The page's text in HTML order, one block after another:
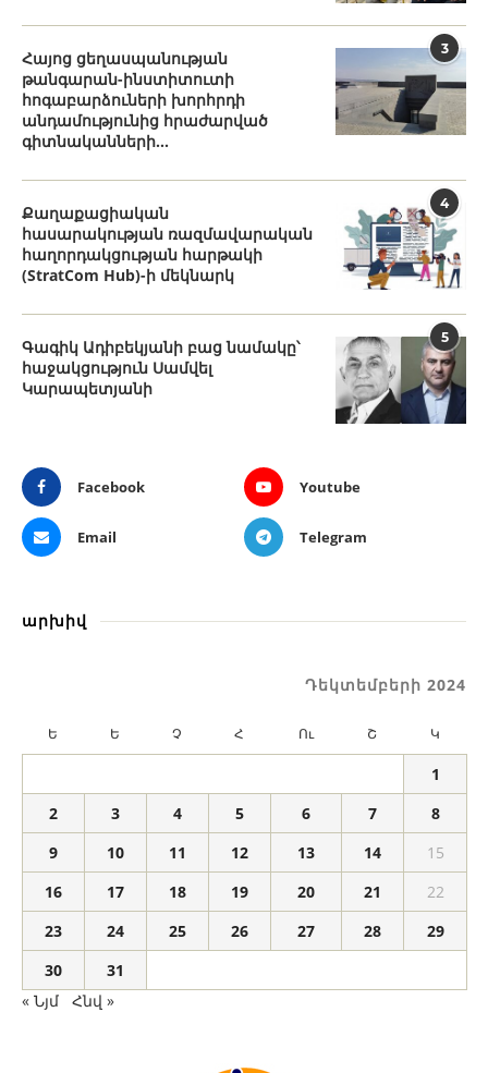
3
Հայոց ցեղասպանության
թանգարան-ինստիտուտի
հոգաբարձուների խորհրդի
անդամությունից հրաժարված
գիտնականների...
4
Քաղաքացիական
հասարակության ռազմավարական
հաղորդակցության հարթակի
(StratCom Hub)-ի մեկնարկ
5
Գագիկ Ադիբեկյանի բաց նամակը՝
հաջակցություն Սամվել
Կարապետյանի
Facebook Youtube
Email Telegram
արխիվ
Դեկտեմբերի 2024
Ե Ե Չ Հ Ու Շ Կ
1
2
3 4 5 6 7
8
9
10 11 12 13 14
15
16
17 18 19 20 21
22
23
24 25 26 27 28
29
30
31
« Նյմ
Հնվ »